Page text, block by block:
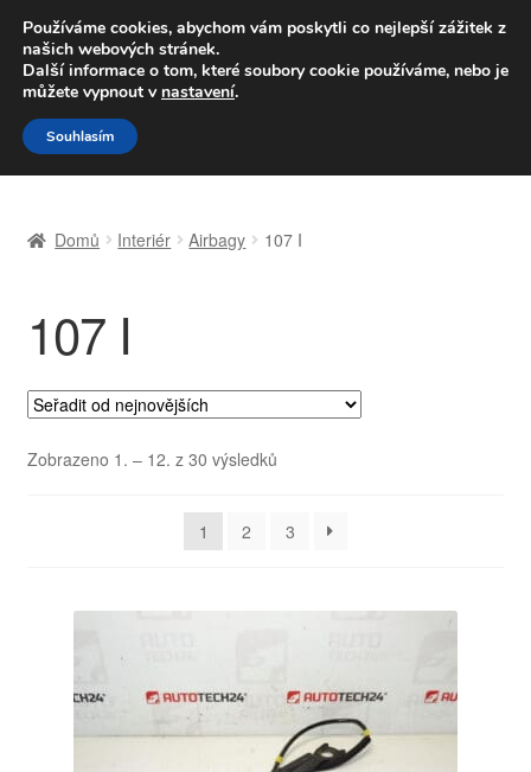
DOPRAVA od 139,-Kč
Volejte po-pá 9-16 704 494 494
Přeskočit
na
navigaci
Přejít
k
obsahu
Celosvětová doprava
Doprava
Kontakt
Košík
Ochrana osobních údajů
Domů Interiér Airbagy 107 I
107 I
Zobrazeno 1. – 12. z 30 výsledkůSeřazeno
1
2 3
Používáme cookies, abychom vám poskytli co nejlepší zážitek z
našich webových stránek.
Další informace o tom, které soubory cookie používáme, nebo je
můžete vypnout v nastavení.
Souhlasím